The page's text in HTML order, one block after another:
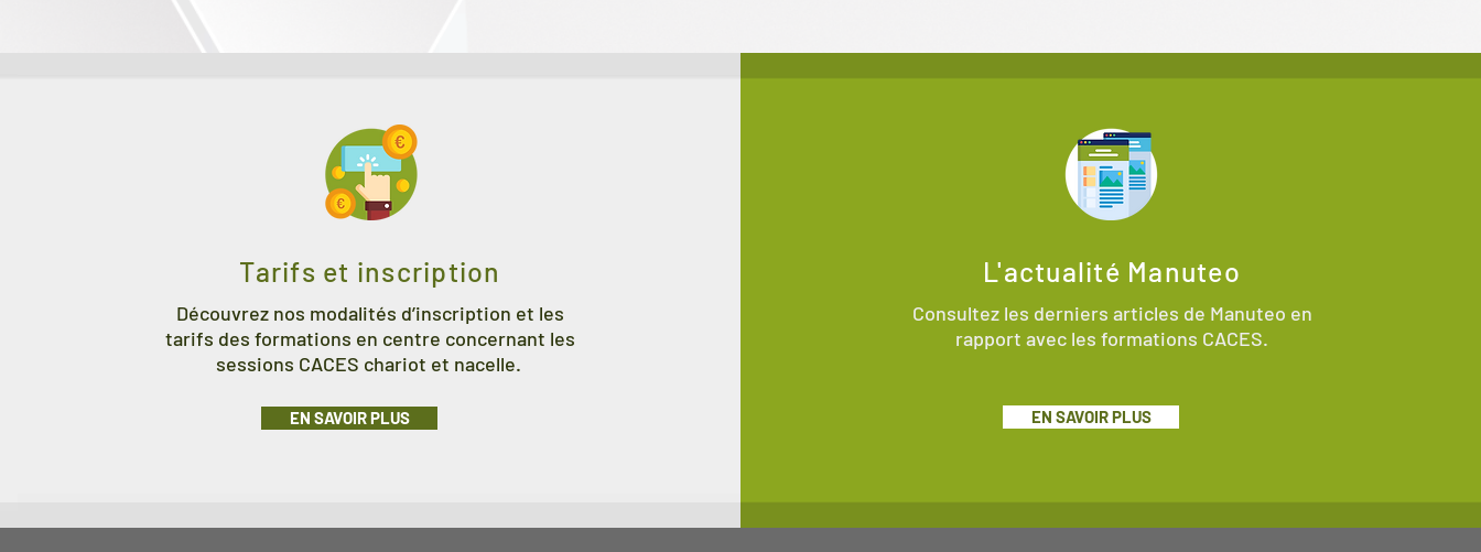
Tarifs et inscription
Découvrez nos modalités d’inscription et les
tarifs des formations en centre concernant les
sessions CACES chariot et nacelle.
EN SAVOIR PLUS
L'actualité Manuteo
Consultez les derniers articles de Manuteo en
rapport avec les formations CACES.
EN SAVOIR PLUS